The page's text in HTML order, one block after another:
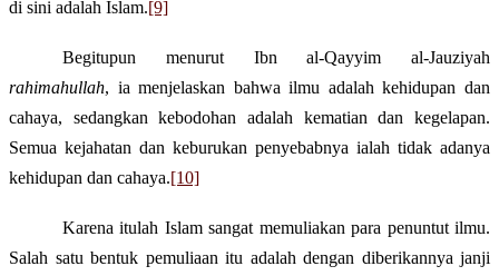
di sini adalah Islam.[9]
Begitupun menurut Ibn al-Qayyim al-Jauziyah
rahimahullah, ia menjelaskan bahwa ilmu adalah kehidupan dan
cahaya, sedangkan kebodohan adalah kematian dan kegelapan.
Semua kejahatan dan keburukan penyebabnya ialah tidak adanya
kehidupan dan cahaya.[10]
Karena itulah Islam sangat memuliakan para penuntut ilmu.
Salah satu bentuk pemuliaan itu adalah dengan diberikannya janji